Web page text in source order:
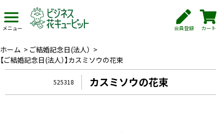
メニュー 会員登録 カート
ホーム > ご結婚記念日(法人） >
【ご結婚記念日(法人）】カスミソウの花束
525318 カスミソウの花束